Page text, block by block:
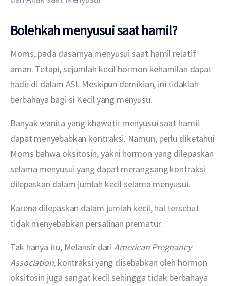
Bolehkah menyusui saat hamil?
Moms, pada dasarnya menyusui saat hamil relatif
aman. Tetapi, sejumlah kecil hormon kehamilan dapat
hadir di dalam ASI. Meskipun demikian, ini tidaklah
berbahaya bagi si Kecil yang menyusu.
Banyak wanita yang khawatir menyusui saat hamil
dapat menyebabkan kontraksi. Namun, perlu diketahui
Moms bahwa oksitosin, yakni hormon yang dilepaskan
selama menyusui yang dapat merangsang kontraksi
dilepaskan dalam jumlah kecil selama menyusui.
Karena dilepaskan dalam jumlah kecil, hal tersebut
tidak menyebabkan persalinan prematur.
Tak hanya itu, Melansir dari American Pregnancy
Association, kontraksi yang disebabkan oleh hormon
oksitosin juga sangat kecil sehingga tidak berbahaya